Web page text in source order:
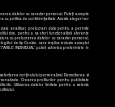
Contact
datelor cu caracter personal. Puteți accepta
cu politica de confidențialitate. Aceste alegeri vor
date analitice) prelucram date pentru a permite
dvs., pentru a va oferi functionalitati aferente
cu prelucrarea datelor cu caracter personal.
de tip Cookie, care implica inclusiv acceptul
INDIVIDUAL” puteti schimba preferintele in
conținutului personalizat. Dezvoltarea și
Crearea profilurilor pentru publicitate
Utilizarea datelor limitate pentru a selecta